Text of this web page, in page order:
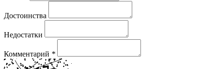
Достоинства
Недостатки
Комментарий *